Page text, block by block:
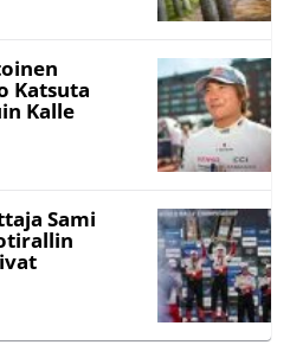
Katsuta
Kalle
Sami